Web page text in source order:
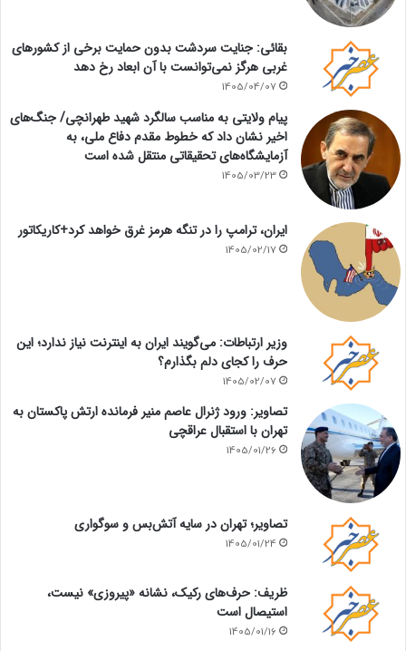
بقائی: جنایت سردشت بدون حمایت برخی از کشورهای
غربی هرگز نمی‌توانست با آن ابعاد رخ دهد
1405/04/07
پیام ولایتی به مناسب سالگرد شهید طهرانچی/ جنگ‌های
اخیر نشان داد که خطوط مقدم دفاع ملی، به
آزمایشگاه‌های تحقیقاتی منتقل شده است
1405/03/23
ایران، ترامپ را در تنگه هرمز غرق خواهد کرد+کاریکاتور
1405/02/17
وزیر ارتباطات: می‌گویند ایران به اینترنت نیاز ندارد؛ این
حرف را کجای دلم بگذارم؟
1405/02/07
تصاویر: ورود ژنرال عاصم منیر فرمانده ارتش پاکستان به
تهران با استقبال عراقچی
1405/01/26
تصاویر؛ تهران در سایه آتش‌بس و سوگواری
1405/01/24
ظریف: حرف‌های رکیک، نشانه «پیروزی» نیست،
استیصال است
1405/01/16